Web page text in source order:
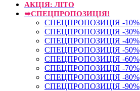
АКЦІЯ: ЛІТО
➥СПЕЦПРОПОЗИЦІЯ!
СПЕЦПРОПОЗИЦІЯ -10%
СПЕЦПРОПОЗИЦІЯ -30%
СПЕЦПРОПОЗИЦІЯ -40%
СПЕЦПРОПОЗИЦІЯ -50%
СПЕЦПРОПОЗИЦІЯ -60%
СПЕЦПРОПОЗИЦІЯ -70%
СПЕЦПРОПОЗИЦІЯ -80%
СПЕЦПРОПОЗИЦІЯ -90%